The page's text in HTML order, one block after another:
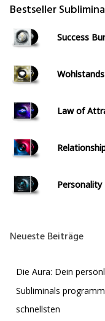
Bestseller
Success
Law of
Personality
Neueste Beiträge
Die Aura: Dein
Subliminals
schnellsten